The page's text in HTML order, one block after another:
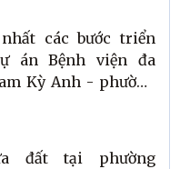
Hoành Sơn, tỉnh Hà
các bước triển
án Bệnh viện đa
Kỳ Anh - phường
đất tại phường